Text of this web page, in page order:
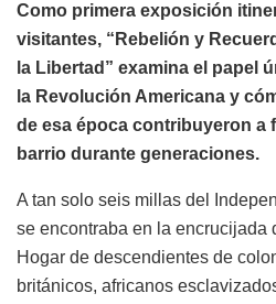
Como primera exposición
visitantes, “Rebelión y
la Libertad” examina el papel
la Revolución Americana y
de esa época contribuyeron a
barrio durante generaciones.
A tan solo seis millas del
se encontraba en la encrucijada
Hogar de descendientes de
británicos, africanos